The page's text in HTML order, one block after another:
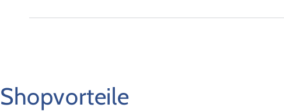
Shopvorteile